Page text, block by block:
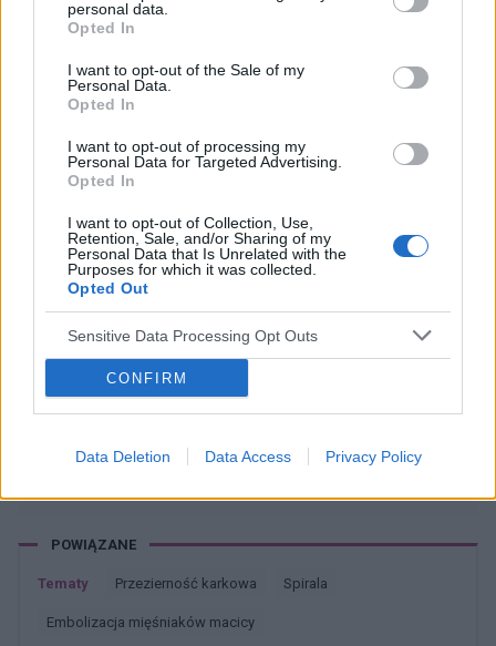
personal data.
Opted In
I want to opt-out of the Sale of my
Personal Data.
Opted In
I want to opt-out of processing my
Personal Data for Targeted Advertising.
Opted In
I want to opt-out of Collection, Use,
Retention, Sale, and/or Sharing of my
Personal Data that Is Unrelated with the
Purposes for which it was collected.
Opted Out
Sensitive Data Processing Opt Outs
CONFIRM
Data Deletion Data Access Privacy Policy
Bielactwo warg sromowych
pacjentki
xyz2345
Krostka na wardze sromowej
Wyskoczył mi taki guzek na wardze sromowej
mniejszej, w dotyku jest to mała kulka która boli
gdy się dotyka. Co to może być ? Czy to źle
pacjentki
POWIĄZANE
Tematy przezierność karkowa spirala
embolizacja mięśniaków macicy